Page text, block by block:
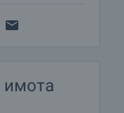
помещение.
10 kW на
имота